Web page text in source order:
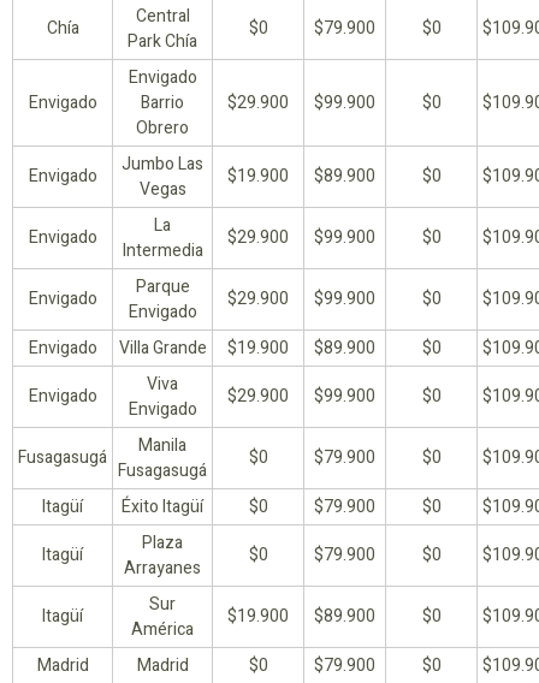
Chía
Central
Park Chía
$0 $79.900 $0
Envigado
Envigado
Barrio
Obrero
$29.900 $99.900 $0
Envigado
Jumbo Las
Vegas
$19.900 $89.900 $0
Envigado
La
Intermedia
$29.900 $99.900 $0
Envigado
Parque
Envigado
$29.900 $99.900 $0
Envigado
Villa Grande $19.900 $89.900 $0
Envigado
Viva
Envigado
$29.900 $99.900 $0
Fusagasugá
Manila
Fusagasugá
$0 $79.900 $0
Itagüí
Éxito Itagüí $0 $79.900 $0
Itagüí
Plaza
Arrayanes
$0 $79.900 $0
Itagüí
Sur
América
$19.900 $89.900 $0
Madrid
Madrid $0 $79.900 $0